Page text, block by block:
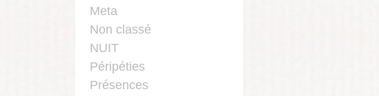
Meta
Non classé
NUIT
Péripéties
Présences